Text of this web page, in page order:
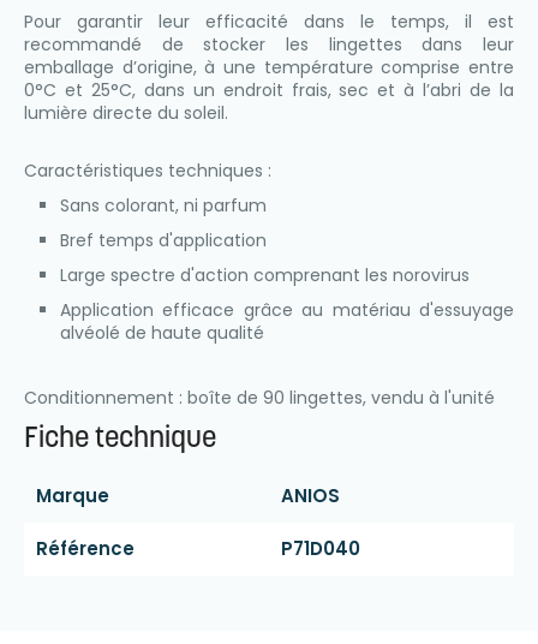
Pour garantir leur efficacité dans le temps, il est
recommandé de stocker les lingettes dans leur
emballage d’origine, à une température comprise entre
0°C et 25°C, dans un endroit frais, sec et à l’abri de la
lumière directe du soleil.
Caractéristiques techniques :
Sans colorant, ni parfum
Bref temps d'application
Large spectre d'action comprenant les norovirus
Application efficace grâce au matériau d'essuyage
alvéolé de haute qualité
Conditionnement : boîte de 90 lingettes, vendu à l'unité
Fiche technique
Marque ANIOS
Référence P71D040